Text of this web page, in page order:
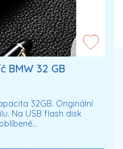
BMW 32 GB
32GB. Originální
Na USB flash disk